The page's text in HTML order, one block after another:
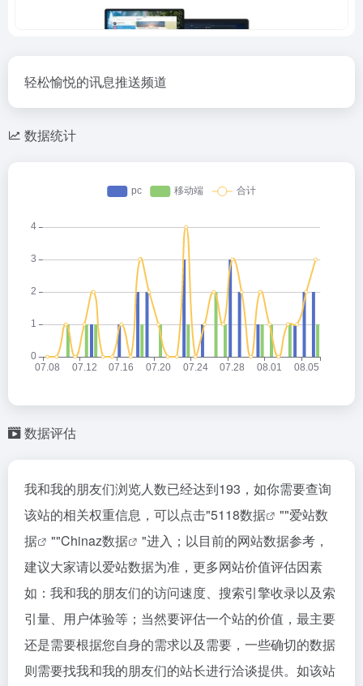
轻松愉悦的讯息推送频道
数据统计
数据评估
我和我的朋友们浏览人数已经达到193，如你需要查询
该站的相关权重信息，可以点击"5118数据 ""爱站数
据
""Chinaz数据
"进入；以目前的网站数据参考，
建议大家请以爱站数据为准，更多网站价值评估因素
如：我和我的朋友们的访问速度、搜索引擎收录以及索
引量、用户体验等；当然要评估一个站的价值，最主要
还是需要根据您自身的需求以及需要，一些确切的数据
则需要找我和我的朋友们的站长进行洽谈提供。如该站